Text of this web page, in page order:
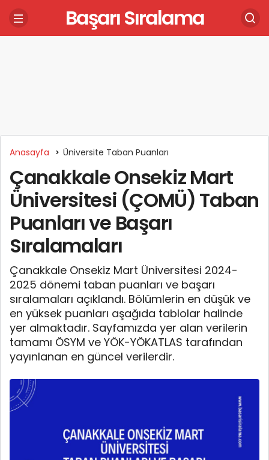
Başarı Sıralama
Anasayfa Üniversite Taban Puanları
Çanakkale Onsekiz Mart
Üniversitesi (ÇOMÜ) Taban
Puanları ve Başarı
Sıralamaları
Çanakkale Onsekiz Mart Üniversitesi 2024-
2025 dönemi taban puanları ve başarı
sıralamaları açıklandı. Bölümlerin en düşük ve
en yüksek puanları aşağıda tablolar halinde
yer almaktadır. Sayfamızda yer alan verilerin
tamamı ÖSYM ve YÖK-YÖKATLAS tarafından
yayınlanan en güncel verilerdir.